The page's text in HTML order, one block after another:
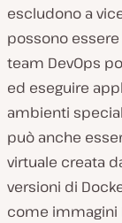
escludono a
possono
team DevOps
ed eseguire
ambienti
può anche
virtuale creata
versioni di
come immagini